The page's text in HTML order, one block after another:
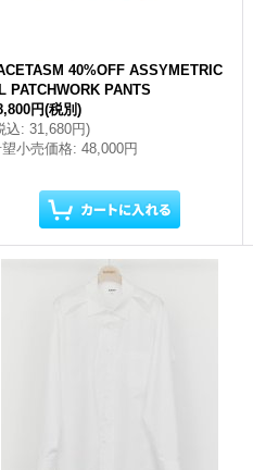
40%OFF ASSYMETRIC
PATCHWORK PANTS
円(税別)
込: 31,680円)
小売価格: 48,000円